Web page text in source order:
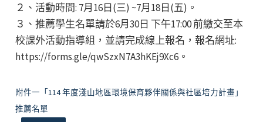
２、活動時間: 7月16日(三) ~7月18日(五)。
３、推薦學生名單請於6月30日 下午17:00 前繳交至本
校課外活動指導組，並請完成線上報名，報名網址:
https://forms.gle/qwSzxN7A3hKEj9Xc6。
附件一「114 年度淺山地區環境保育夥伴關係與社區培力計畫」
推薦名單